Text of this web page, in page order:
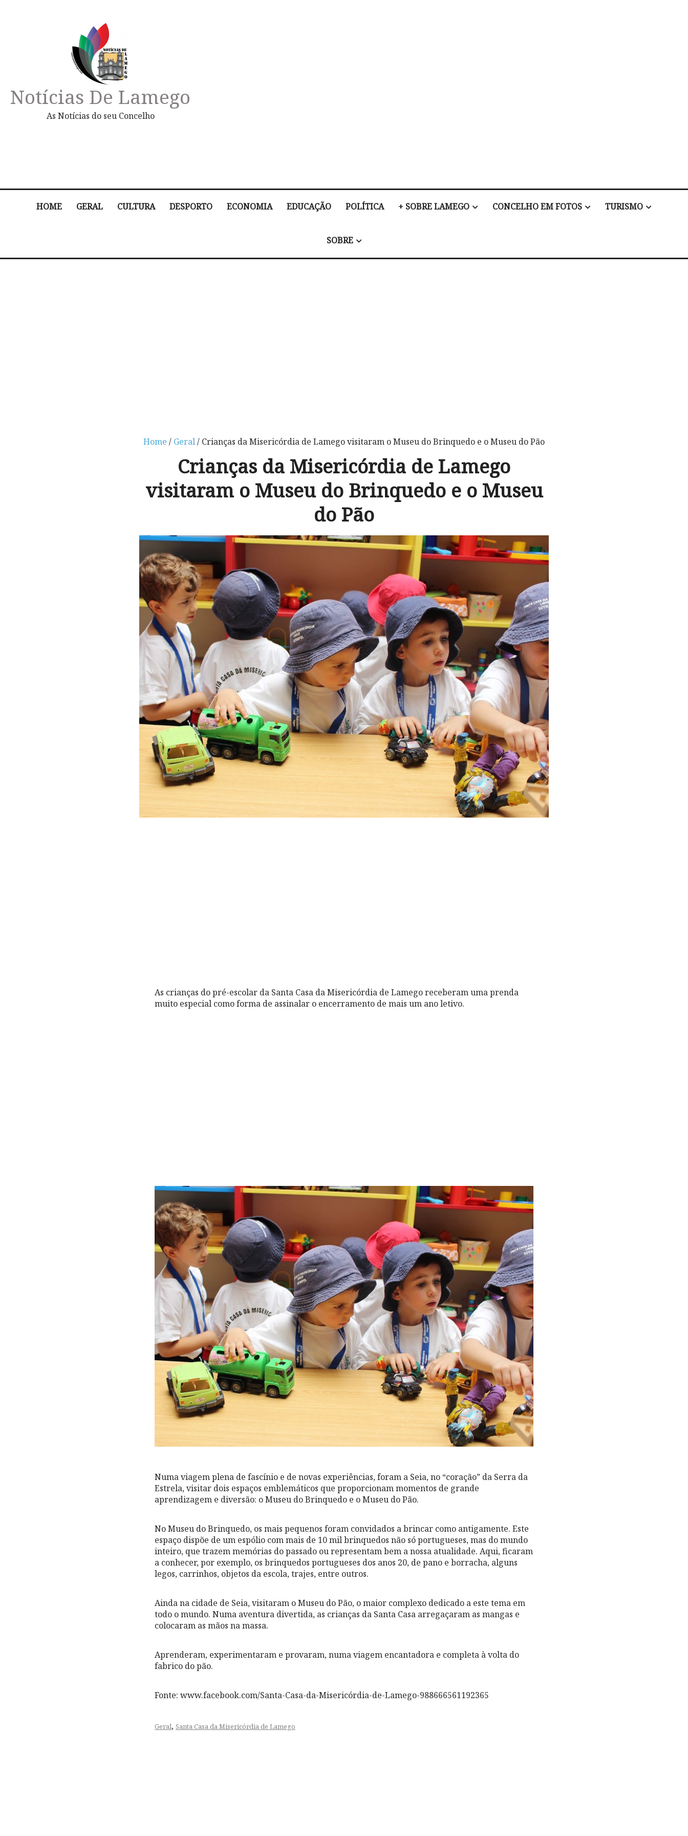
Notícias De Lamego
As Notícias do seu Concelho
HOME GERAL CULTURA DESPORTO ECONOMIA EDUCAÇÃO POLÍTICA + SOBRE LAMEGO CONCELHO EM FOTOS TURISMO
SOBRE
Home / Geral/ Crianças da Misericórdia de Lamego visitaram o Museu do Brinquedo e o Museu do Pão
Crianças da Misericórdia de Lamego
visitaram o Museu do Brinquedo e o Museu
do Pão
As crianças do pré-escolar da Santa Casa da Misericórdia de Lamego receberam uma prenda
muito especial como forma de assinalar o encerramento de mais um ano letivo.
Numa viagem plena de fascínio e de novas experiências, foram a Seia, no “coração” da Serra da
Estrela, visitar dois espaços emblemáticos que proporcionam momentos de grande
aprendizagem e diversão: o Museu do Brinquedo e o Museu do Pão.
No Museu do Brinquedo, os mais pequenos foram convidados a brincar como antigamente. Este
espaço dispõe de um espólio com mais de 10 mil brinquedos não só portugueses, mas do mundo
inteiro, que trazem memórias do passado ou representam bem a nossa atualidade. Aqui, ficaram
a conhecer, por exemplo, os brinquedos portugueses dos anos 20, de pano e borracha, alguns
legos, carrinhos, objetos da escola, trajes, entre outros.
Ainda na cidade de Seia, visitaram o Museu do Pão, o maior complexo dedicado a este tema em
todo o mundo. Numa aventura divertida, as crianças da Santa Casa arregaçaram as mangas e
colocaram as mãos na massa.
Aprenderam, experimentaram e provaram, numa viagem encantadora e completa à volta do
fabrico do pão.
Fonte: www.facebook.com/Santa-Casa-da-Misericórdia-de-Lamego-988666561192365
Geral, Santa Casa da Misericórdia de Lamego